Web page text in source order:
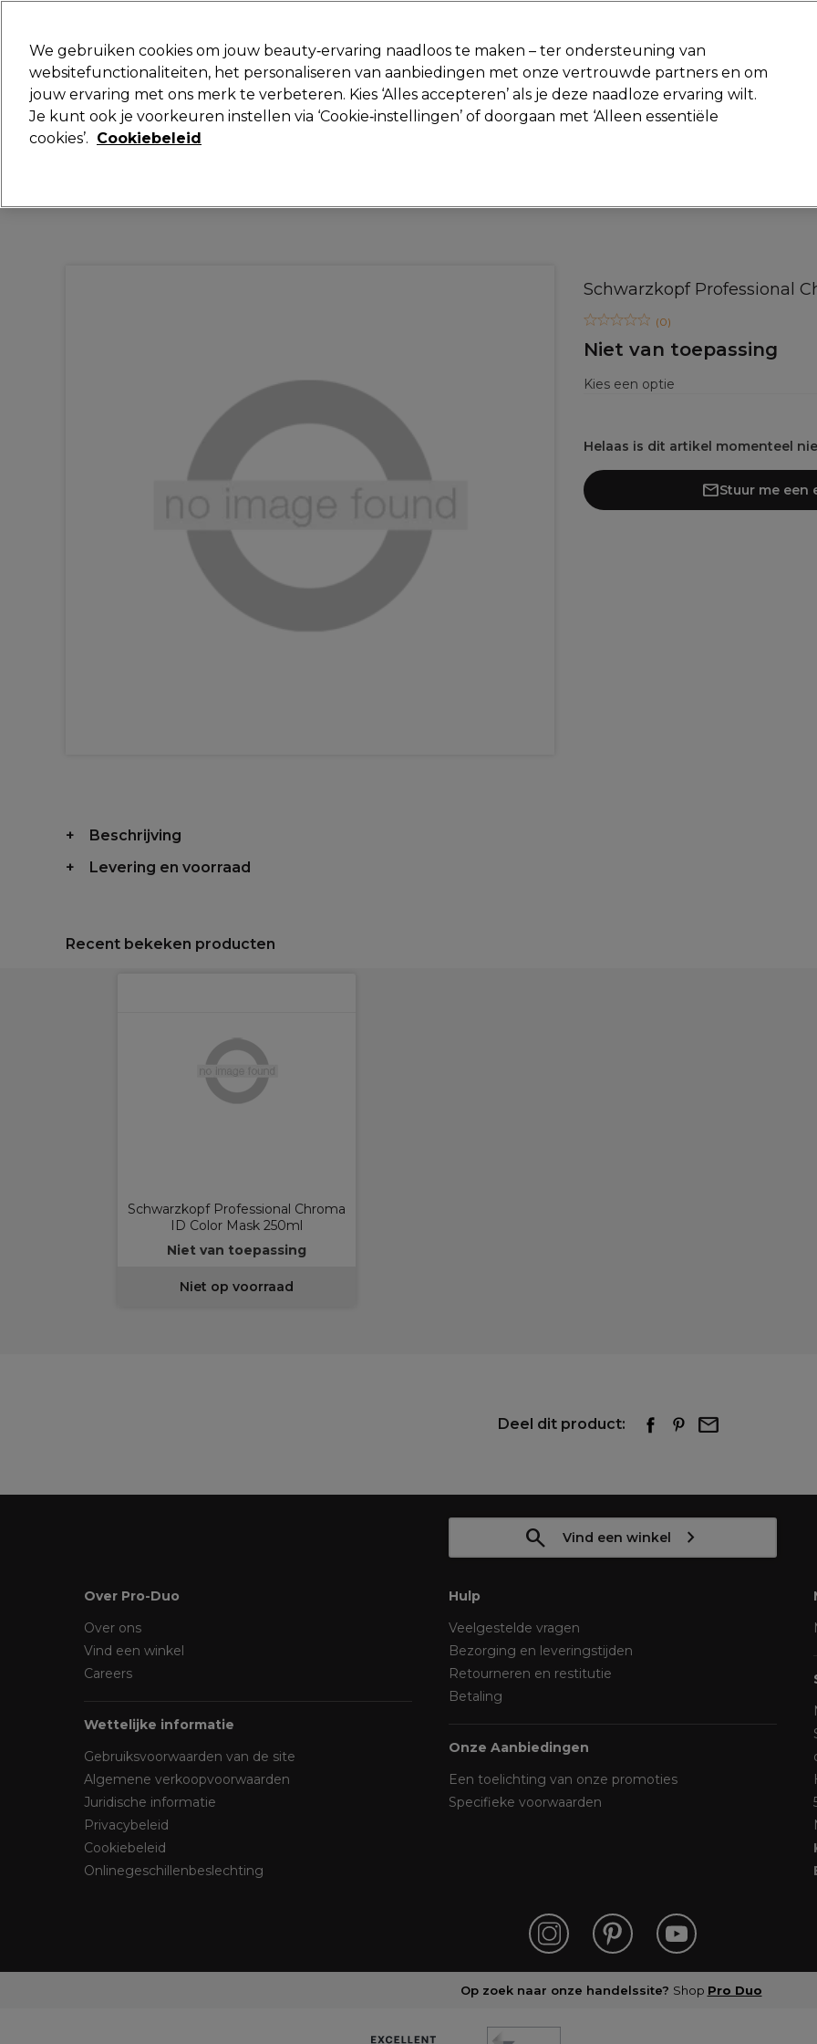
Merken Deals Haar Elektra Beauty Salon interieur Mannen Vegan Nieuwe producten
Volgende dag geleverd*
Schwarzkopf Professional
(0)
Niet van toepassing
Kies een optie
Helaas is dit artikel momenteel
Stuur me een
Beschrijving
Levering en voorraad
Recent bekeken producten
Schwarzkopf Professional Chroma
ID Color Mask 250ml
Niet van toepassing
Niet op voorraad
Deel dit product:
Vind een winkel
Over Pro-Duo
Over ons
Vind een winkel
Careers
Wettelijke informatie
Gebruiksvoorwaarden van de site
Algemene verkoopvoorwaarden
Juridische informatie
Privacybeleid
Cookiebeleid
Onlinegeschillenbeslechting
Hulp
Veelgestelde vragen
Bezorging en leveringstijden
Retourneren en restitutie
Betaling
Onze Aanbiedingen
Een toelichting van onze promoties
Specifieke voorwaarden
Op zoek naar onze handelssite? Shop Pro Duo
We gebruiken cookies om jouw beauty‑ervaring naadloos te maken – ter ondersteuning van
websitefunctionaliteiten, het personaliseren van aanbiedingen met onze vertrouwde partners en om
jouw ervaring met ons merk te verbeteren. Kies ‘Alles accepteren’ als je deze naadloze ervaring wilt.
Je kunt ook je voorkeuren instellen via ‘Cookie‑instellingen’ of doorgaan met ‘Alleen essentiële
cookies’. Cookiebeleid